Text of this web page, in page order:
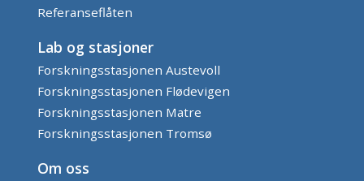
Referanseflåten
Lab og stasjoner
Forskningsstasjonen Austevoll
Forskningsstasjonen Flødevigen
Forskningsstasjonen Matre
Forskningsstasjonen Tromsø
Om oss